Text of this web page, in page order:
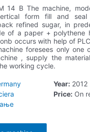
14 B The machine,
form fill and seal
refined sugar, in
of a paper + polythene
occurs with help of
foresees only one
, supply the
working cycle.
Year: 2012
Price: On